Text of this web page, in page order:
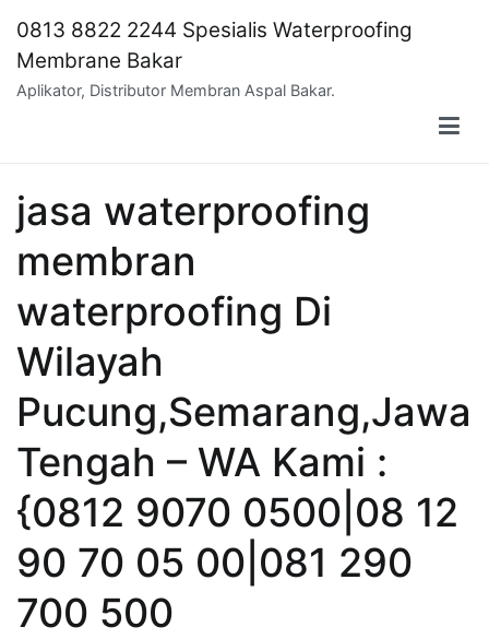
content
0813 8822 2244 Spesialis Waterproofing
Membrane Bakar
Aplikator, Distributor Membran Aspal Bakar.
jasa waterproofing
membran
waterproofing Di
Wilayah
Pucung,Semarang,Jawa
Tengah – WA Kami :
{0812 9070 0500|08 12
90 70 05 00|081 290
700 500